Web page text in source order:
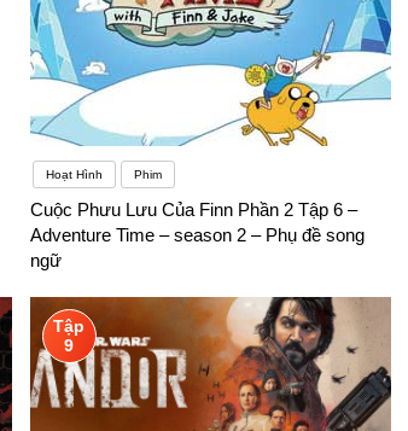
Hoạt Hình Phim
Cuộc Phưu Lưu Của Finn Phần 2 Tập 6 –
Adventure Time – season 2 – Phụ đề song
ngữ
Tập
9